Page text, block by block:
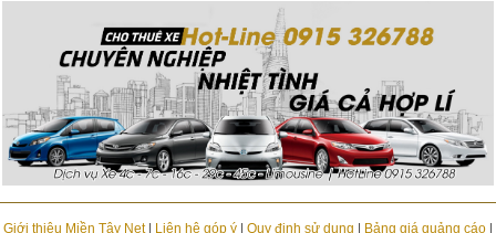
Giới thiệu Miền Tây Net| Liên hệ góp ý| Quy định sử dụng Bảng giá quảng cáo|